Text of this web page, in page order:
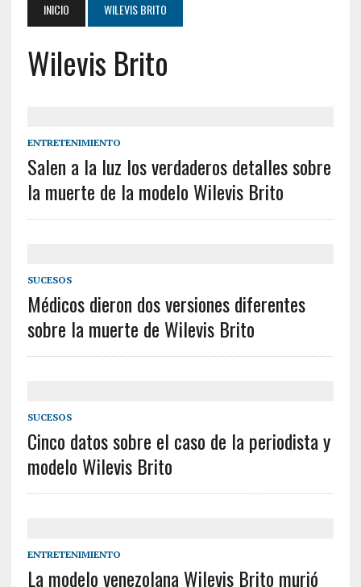
INICIO WILEVIS BRITO
Wilevis Brito
ENTRETENIMIENTO
Salen a la luz los verdaderos detalles sobre
la muerte de la modelo Wilevis Brito
SUCESOS
Médicos dieron dos versiones diferentes
sobre la muerte de Wilevis Brito
SUCESOS
Cinco datos sobre el caso de la periodista y
modelo Wilevis Brito
ENTRETENIMIENTO
La modelo venezolana Wilevis Brito murió